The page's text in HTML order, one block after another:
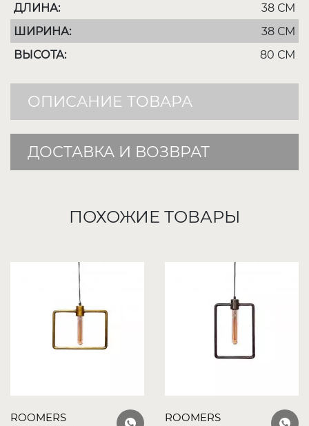
ДЛИНА:
38 СМ
ШИРИНА:
38 СМ
ВЫСОТА:
80 СМ
ОПИСАНИЕ ТОВАРА
ДОСТАВКА И ВОЗВРАТ
ПОХОЖИЕ ТОВАРЫ
ROOMERS
ROOMERS